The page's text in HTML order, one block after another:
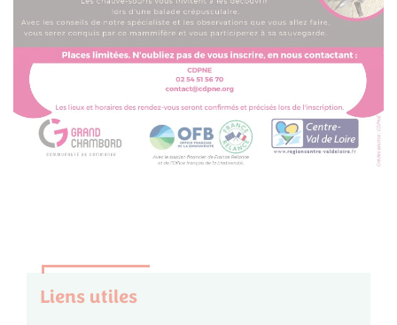
Liens utiles